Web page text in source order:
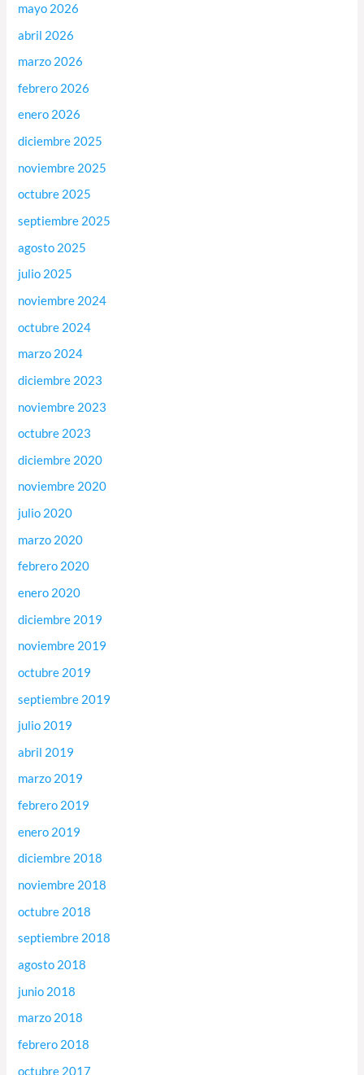
mayo 2026
abril 2026
marzo 2026
febrero 2026
enero 2026
diciembre 2025
noviembre 2025
octubre 2025
septiembre 2025
agosto 2025
julio 2025
noviembre 2024
octubre 2024
marzo 2024
diciembre 2023
noviembre 2023
octubre 2023
diciembre 2020
noviembre 2020
julio 2020
marzo 2020
febrero 2020
enero 2020
diciembre 2019
noviembre 2019
octubre 2019
septiembre 2019
julio 2019
abril 2019
marzo 2019
febrero 2019
enero 2019
diciembre 2018
noviembre 2018
octubre 2018
septiembre 2018
agosto 2018
junio 2018
marzo 2018
febrero 2018
octubre 2017